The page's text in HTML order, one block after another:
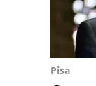
Pisa